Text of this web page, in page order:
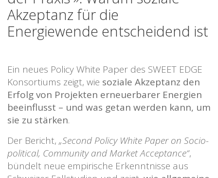
Akzeptanz für die
Energiewende entscheidend ist
Ein neues Policy White Paper des SWEET EDGE
Konsortiums zeigt, wie soziale Akzeptanz den
Erfolg von Projekten erneuerbarer Energien
beeinflusst – und was getan werden kann, um
sie zu stärken.
Der Bericht, „Second Policy White Paper on Socio-
political, Community and Market Acceptance“,
bündelt neue empirische Erkenntnisse aus